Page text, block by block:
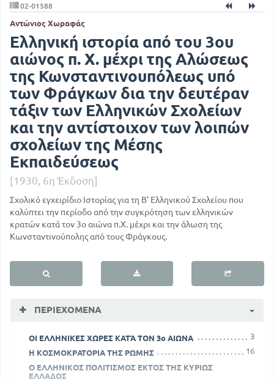
02-01588
Αντώνιος Χωραφάς
Ελληνική ιστορία από του 3ου
αιώνος π. Χ. μέχρι της Αλώσεως
της Κωνσταντινουπόλεως υπό
των Φράγκων δια την δευτέραν
τάξιν των Ελληνικών Σχολείων
και την αντίστοιχον των λοιπών
σχολείων της Μέσης
Εκπαιδεύσεως
[1930, 6η Έκδοση]
Σχολικό εγχειρίδιο Ιστορίας για τη Β' Ελληνικού Σχολείου που
καλύπτει την περίοδο από την συγκρότηση των ελληνικών
κρατών κατά τον 3ο αιώνα π.Χ. μέχρι και την άλωση της
Κωνσταντινούπολης από τους Φράγκους.
ΠΕΡΙΕΧΌΜΕΝΑ
ΟΙ ΕΛΛΗΝΙΚΕΣ ΧΩΡΕΣ ΚΑΤΆ ΤΟΝ 3ο ΑΙΩΝΑ
3
Η ΚΟΣΜΟΚΡΑΤΟΡΙΑ ΤΗΣ ΡΩΜΗΣ
16
Ο ΕΛΛΗΝΙΚΟΣ ΠΟΛΙΤΙΣΜΟΣ ΕΚΤΟΣ ΤΗΣ ΚΥΡΙΩΣ
ΕΛΛΑΔΟΣ